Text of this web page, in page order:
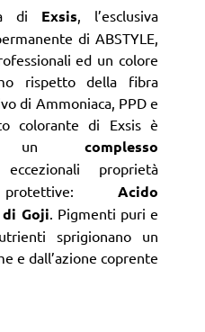
di Exsis, l’esclusiva
di ABSTYLE,
ed un colore
rispetto della fibra
di Ammoniaca, PPD e
colorante di Exsis è
un complesso
proprietà
Acido
Goji. Pigmenti puri e
sprigionano un
e dall’azione coprente